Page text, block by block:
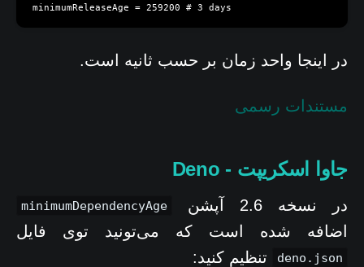
minimumReleaseAge = 259200 # 3 days
در اینجا واحد زمان بر حسب ثانیه است.
مستندات رسمی
جاوا اسکریپت - Deno
در نسخه 2.6 آپشن minimumDependencyAge
اضافه شده است که می‌تونید توی فایل
deno.json تنظیم کنید: